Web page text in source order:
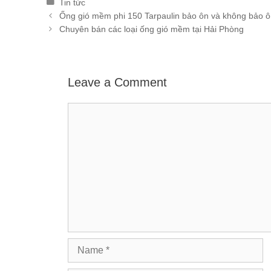
Tin tức
Post
navigation
Ống gió mềm phi 150 Tarpaulin bảo ôn và không bảo
Chuyên bán các loại ống gió mềm tại Hải Phòng
Leave a Comment
Name